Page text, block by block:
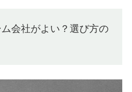
会社がよい？選び方の